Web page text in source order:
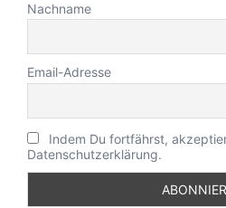
Nachname
Email-Adresse
Indem Du fortfährst,
Datenschutzerklärung.